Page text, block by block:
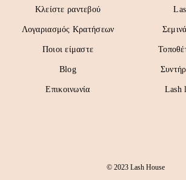
© 2023 Lash House
Κλείστε ραντεβού
Λογαριασμός Κρατήσεων
Ποιοι είμαστε
Blog
Επικοινωνία Lash